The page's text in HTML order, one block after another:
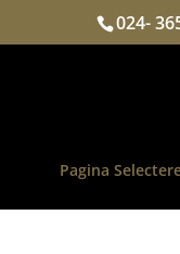
024-
Pagina